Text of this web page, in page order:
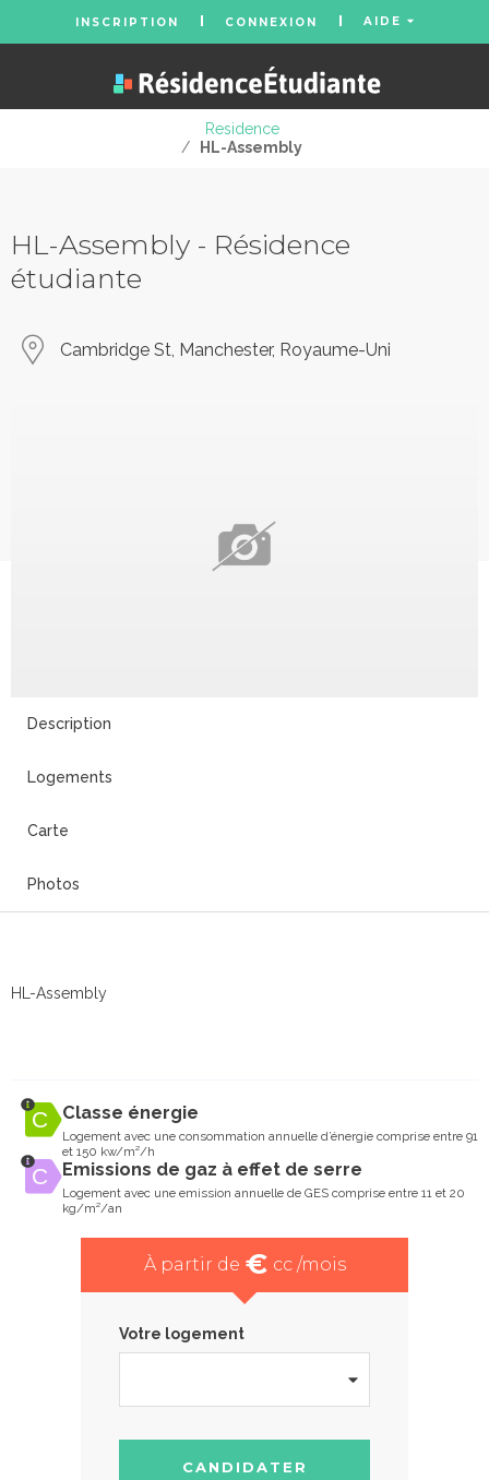
INSCRIPTION CONNEXION AIDE
Residence
/
HL-Assembly
HL-Assembly - Résidence
étudiante
Cambridge St, Manchester, Royaume-Uni
Description
Logements
Carte
Photos
HL-Assembly
Classe énergie
Logement avec une consommation annuelle d’énergie comprise entre 91
et 150 kw/m²/h
Emissions de gaz à effet de serre
Logement avec une emission annuelle de GES comprise entre 11 et 20
kg/m²/an
À partir de € cc /mois
Votre logement
CANDIDATER